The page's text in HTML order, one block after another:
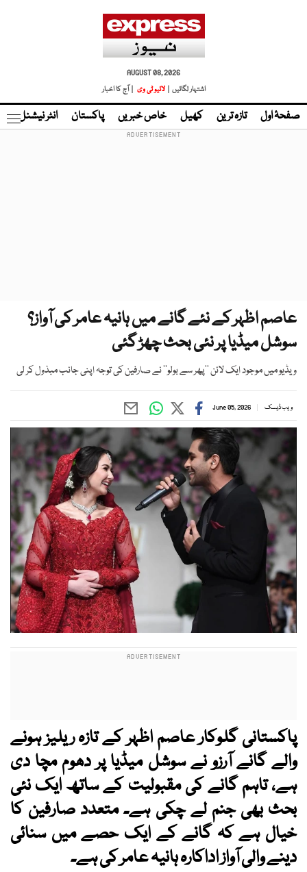
AUGUST 08, 2026
اشتہار لگائیں |
لائیو ٹی وی | آج کا اخبار
صفحۂ اول تازہ ترین کھیل خاص خبریں پاکستان انٹر نیشنل
عاصم اظہر کے نئے گانے میں ہانیہ عامر کی آواز؟
سوشل میڈیا پر نئی بحث چھڑ گئی
ویڈیو میں موجود ایک لائن ’’پھر سے بولو‘‘ نے صارفین کی توجہ اپنی جانب مبذول کر لی
ویب ڈیسک June 05, 2026
پاکستانی گلوکار عاصم اظہر کے تازہ ریلیز ہونے
والے گانے آرزو نے سوشل میڈیا پر دھوم مچا دی
ہے، تاہم گانے کی مقبولیت کے ساتھ ایک نئی
بحث بھی جنم لے چکی ہے۔ متعدد صارفین کا
خیال ہے کہ گانے کے ایک حصے میں سنائی
دینے والی آواز اداکارہ ہانیہ عامر کی ہے۔